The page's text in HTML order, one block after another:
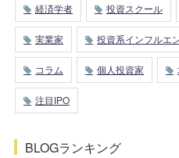
経済学者 投資スクール
実業家 投資系インフルエ
コラム 個人投資家
注目IPO
BLOGランキング